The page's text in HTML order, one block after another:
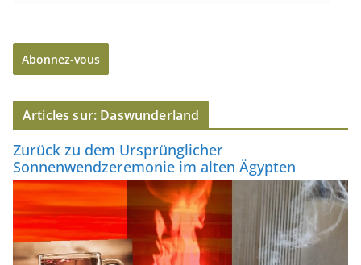
e
e
-
m
a
Abonnez-vous
Articles sur: Daswunderland
Zurück zu dem Ursprünglicher
Sonnenwendzeremonie im alten Ägypten